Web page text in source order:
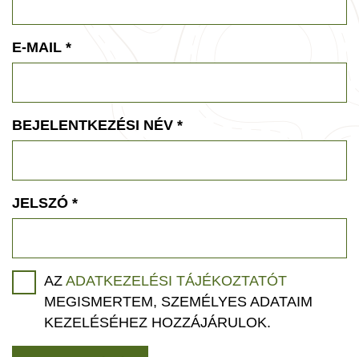
E-MAIL *
BEJELENTKEZÉSI NÉV *
JELSZÓ *
AZ ADATKEZELÉSI TÁJÉKOZTATÓT
MEGISMERTEM, SZEMÉLYES ADATAIM
KEZELÉSÉHEZ HOZZÁJÁRULOK.